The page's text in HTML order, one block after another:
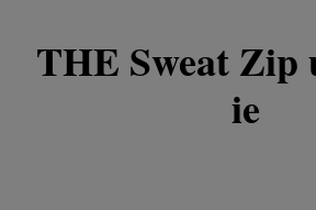
THE Sweat Zip
ie